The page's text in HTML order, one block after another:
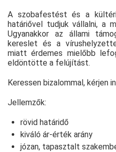
A szobafestést és a
határiővel tudjuk vállalni, a
Ugyanakkor az állami
kereslet és a
miatt érdemes mielőbb
eldöntötte a felújítást.
Keressen bizalommal, kérjen
Jellemzők:
rövid határidő
kiváló ár-érték arány
józan, tapasztalt